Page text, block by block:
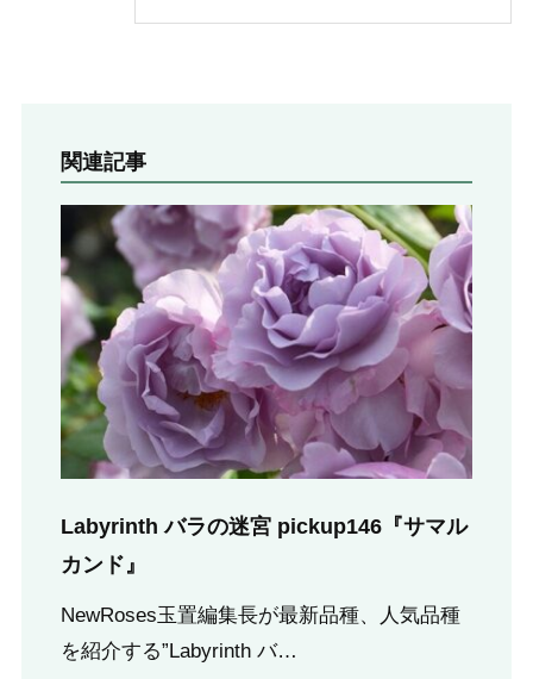
関連記事
Labyrinth バラの迷宮 pickup146『サマル
カンド』
NewRoses玉置編集長が最新品種、人気品種
を紹介する”Labyrinth バ…